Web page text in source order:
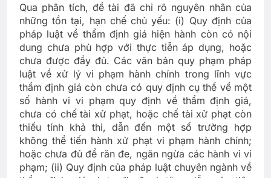
Qua phân tích, đề tài đã chỉ rõ nguyên nhân của
những tồn tại, hạn chế chủ yếu: (i) Quy định của
pháp luật về thẩm định giá hiện hành còn có nội
dung chưa phù hợp với thực tiễn áp dụng, hoặc
chưa được đầy đủ. Các văn bản quy phạm pháp
luật về xử lý vi phạm hành chính trong lĩnh vực
thẩm định giá còn chưa có quy định cụ thể về một
số hành vi vi phạm quy định về thẩm định giá,
chưa có chế tài xử phạt, hoặc chế tài xử phạt còn
thiếu tính khả thi, dẫn đến một số trường hợp
không thể tiến hành xử phạt vi phạm hành chính;
hoặc chưa đủ để răn đe, ngăn ngừa các hành vi vi
phạm; (ii) Quy định của pháp luật chuyên ngành về